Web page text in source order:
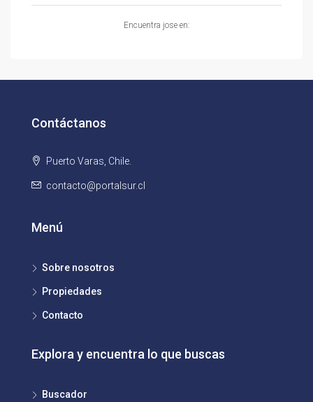
Encuentra jose en:
Contáctanos
Puerto Varas, Chile.
contacto@portalsur.cl
Menú
Sobre nosotros
Propiedades
Contacto
Explora y encuentra lo que buscas
Buscador